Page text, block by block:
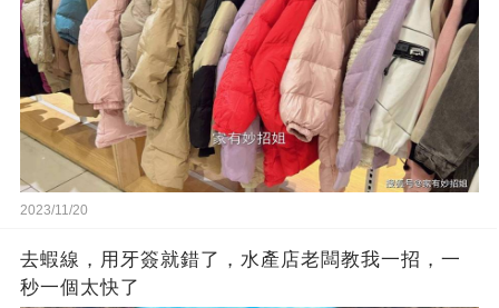
2023/11/20
去蝦線，用牙簽就錯了，水產店老闆教我一招，一
秒一個太快了